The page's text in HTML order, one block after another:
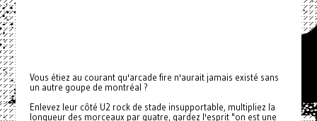
Vous étiez au courant qu'arcade fire n'aurait jamais existé sans
un autre goupe de montréal ?
Enlevez leur côté U2 rock de stade insupportable, multipliez la
longueur des morceaux par quatre, gardez l'esprit "on est une